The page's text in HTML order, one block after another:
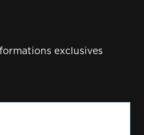
exclusives